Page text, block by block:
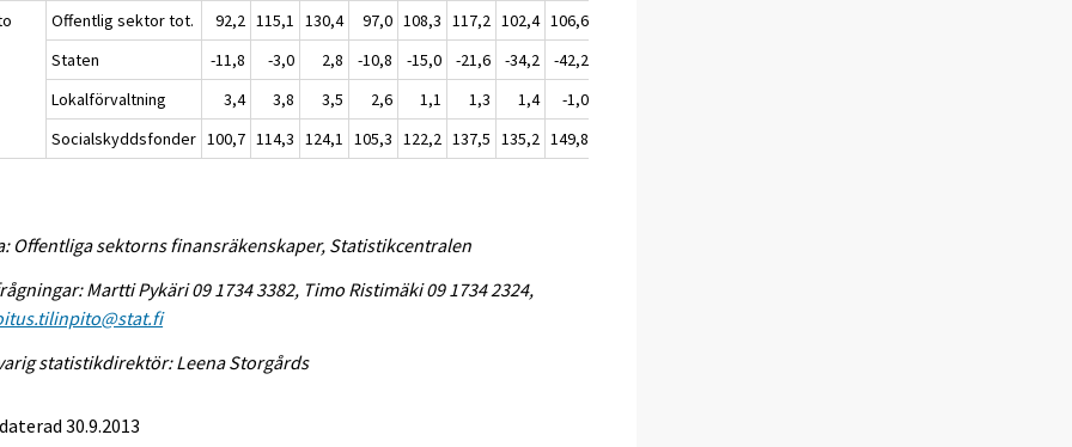
Offentlig sektor tot. 92,2 115,1 130,4 97,0 108,3 117,2 102,4 106,6
Staten
-11,8 -3,0 2,8 -10,8 -15,0 -21,6 -34,2 -42,2
Lokalförvaltning
3,4 3,8 3,5 2,6 1,1 1,3 1,4 -1,0
Socialskyddsfonder 100,7 114,3 124,1 105,3 122,2 137,5 135,2 149,8
Offentliga sektorns finansräkenskaper, Statistikcentralen
Martti Pykäri 09 1734 3382, Timo Ristimäki 09 1734 2324,
statistikdirektör: Leena Storgårds
30.9.2013